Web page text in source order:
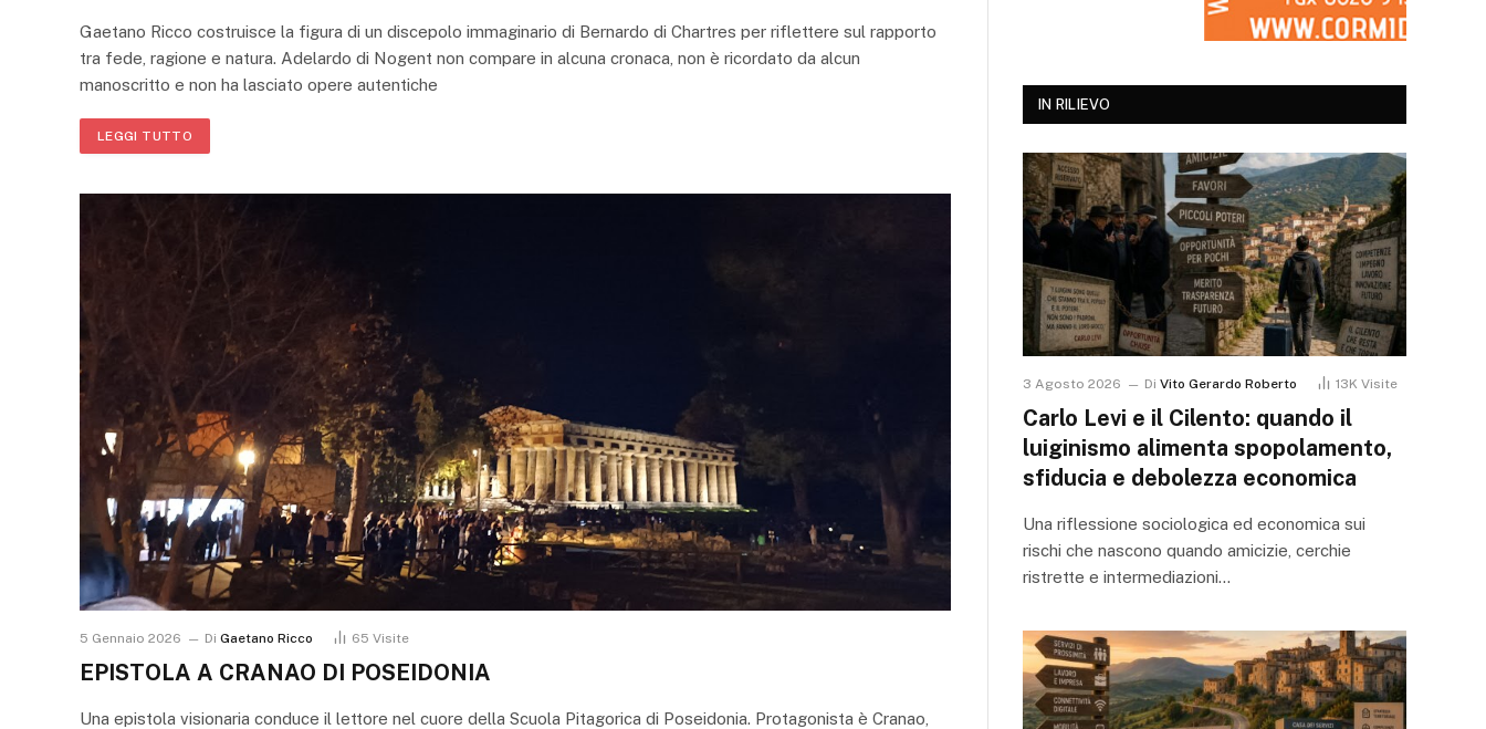
Gaetano Ricco costruisce la figura di un discepolo immaginario di Bernardo di Chartres per riflettere sul rapporto
tra fede, ragione e natura. Adelardo di Nogent non compare in alcuna cronaca, non è ricordato da alcun
manoscritto e non ha lasciato opere autentiche
LEGGI TUTTO
5 Gennaio 2026 Di Gaetano Ricco 65 Visite
EPISTOLA A CRANAO DI POSEIDONIA
Una epistola visionaria conduce il lettore nel cuore della Scuola Pitagorica di Poseidonia. Protagonista è Cranao,
IN RILIEVO
3 Agosto 2026 Di Vito Gerardo Roberto 13K Visite
Carlo Levi e il Cilento: quando il
luiginismo alimenta spopolamento,
sfiducia e debolezza economica
Una riflessione sociologica ed economica sui
rischi che nascono quando amicizie, cerchie
ristrette e intermediazioni…